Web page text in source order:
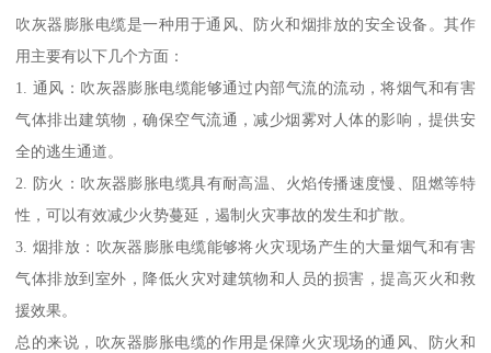
吹灰器膨胀电缆是一种用于通风、防火和烟排放的安全设备。其作
用主要有以下几个方面：
1. 通风：吹灰器膨胀电缆能够通过内部气流的流动，将烟气和有害
气体排出建筑物，确保空气流通，减少烟雾对人体的影响，提供安
全的逃生通道。
2. 防火：吹灰器膨胀电缆具有耐高温、火焰传播速度慢、阻燃等特
性，可以有效减少火势蔓延，遏制火灾事故的发生和扩散。
3. 烟排放：吹灰器膨胀电缆能够将火灾现场产生的大量烟气和有害
气体排放到室外，降低火灾对建筑物和人员的损害，提高灭火和救
援效果。
总的来说，吹灰器膨胀电缆的作用是保障火灾现场的通风、防火和